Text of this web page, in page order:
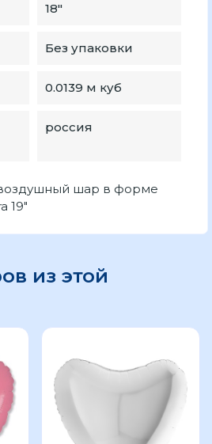
18″
Без упаковки
0.0139 м куб
россия
шар в форме
19″
из этой